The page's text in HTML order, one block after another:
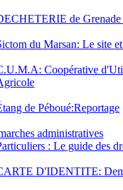
de
du Marsan: Le site
Coopérative
de Péboué:Reportage
administratives
: Le guide des
D'IDENTITE: